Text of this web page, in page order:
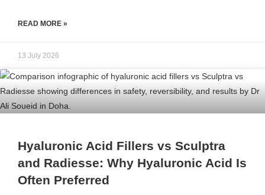
READ MORE »
13 July 2026
Hyaluronic Acid Fillers vs Sculptra
and Radiesse: Why Hyaluronic Acid Is
Often Preferred